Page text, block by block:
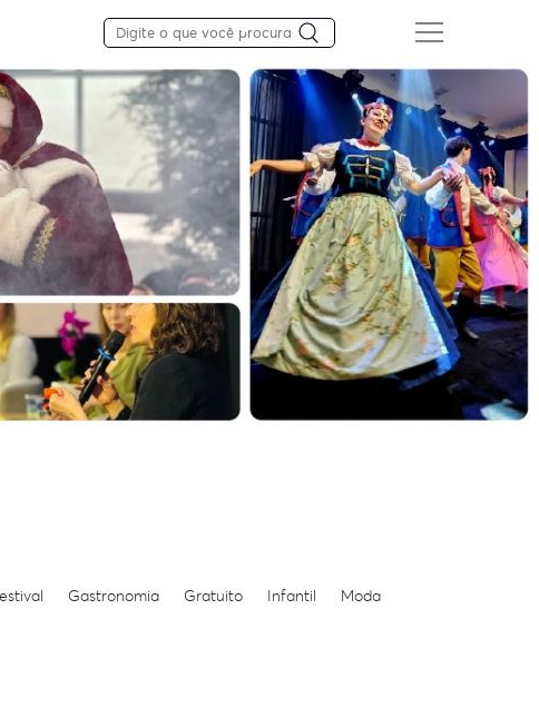
Gastronomia Gratuito Infantil
Moda